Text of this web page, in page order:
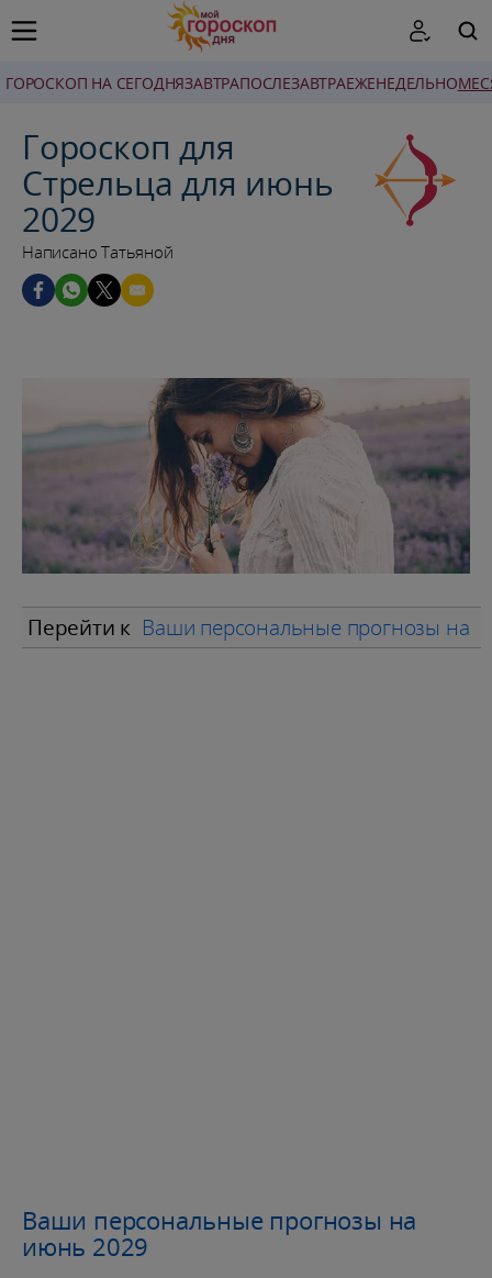
ГОРОСКОП НА СЕГОДНЯЗАВТРАПОСЛЕЗАВТРАЕЖЕНЕДЕЛЬНО
Гороскоп для
Стрельца для июнь
2029
Написано Татьяной
Перейти к Ваши персональные прогнозы на
Ваши персональные прогнозы на
июнь 2029